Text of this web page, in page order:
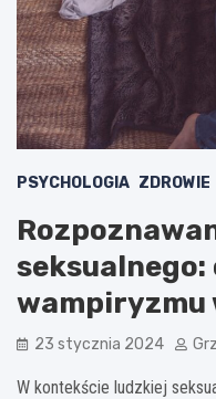
PSYCHOLOGIA ZDROWIE
wampiryzmu
23 stycznia 2024
W kontekście ludzkiej